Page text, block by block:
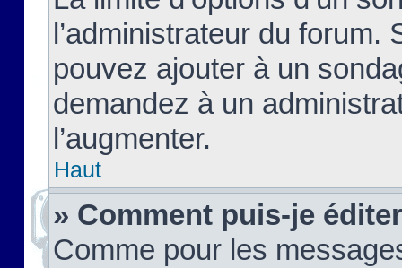
l’administrateur du forum.
pouvez ajouter à un
demandez à un
l’augmenter.
Haut
» Comment puis-je
Comme pour les